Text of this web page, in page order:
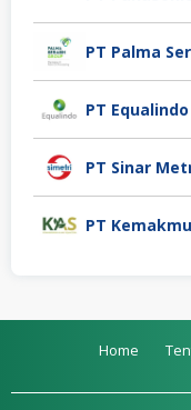
PT Palma
PT Sinar
PT
Home